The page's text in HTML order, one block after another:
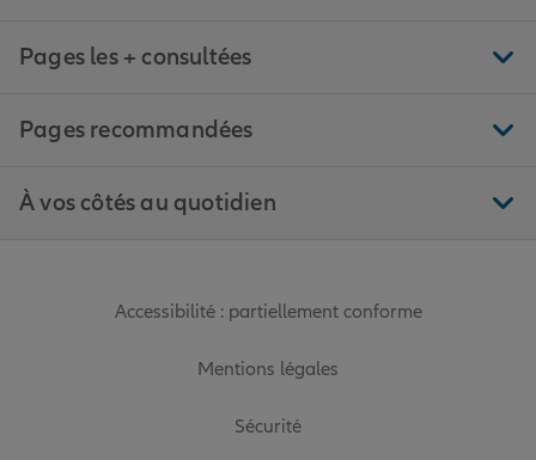
Pages les + consultées
Pages recommandées
À vos côtés au quotidien
Accessibilité : partiellement conforme
Mentions légales
Sécurité